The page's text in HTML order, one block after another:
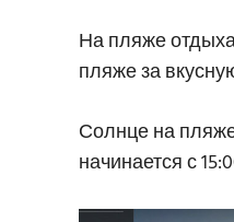
На пляже
пляже за
Солнце на
начинается с